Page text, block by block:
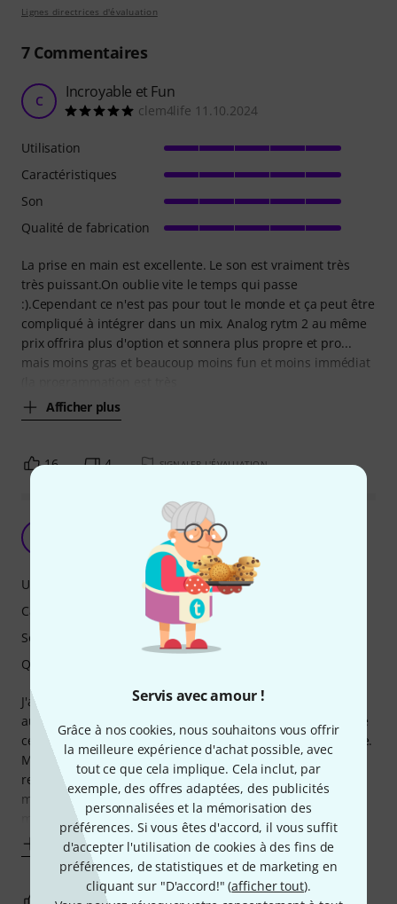
Servis avec amour !
Grâce à nos cookies, nous souhaitons vous offrir
la meilleure expérience d'achat possible, avec
tout ce que cela implique. Cela inclut, par
exemple, des offres adaptées, des publicités
personnalisées et la mémorisation des
préférences. Si vous êtes d'accord, il vous suffit
d'accepter l'utilisation de cookies à des fins de
préférences, de statistiques et de marketing en
cliquant sur "D'accord!" (afficher tout).
Lignes directrices d'évaluation
7Commentaires
C Incroyable et Fun
clem4life 11.10.2024
La prise en main est excellente. Le son est vraiment très
très puissant.On oublie vite le temps qui passe
:).Cependant ce n'est pas pour tout le monde et ça peut être
compliqué à intégrer dans un mix. Analog rytm 2 au même
prix offrira plus d'option et sonnera plus propre et pro...
mais moins gras et beaucoup moins fun et moins immédiat
Afficher plus
Utilisation
Caractéristiques
Son
Qualité de fabrication
16 4 SIGNALER L'ÉVALUATION
Ddelrieu 18.06.2025
J'ai possédé plusieurs boites à rythmes dans ma vie mais
aucune ne m'a semblé aussi pratique, efficace et riche que
celle-ci. La partie séquenceur et modulations est excellente.
Mon seul reproche concerne le gain le chaque voie. Sans
recours au drive et à la compression, le son est très faible
même avec les gains poussés sur la tranche de la table de
mixage dans
Afficher plus
Utilisation
Caractéristiques
Son
Qualité de fabrication
0 SIGNALER L'ÉVALUATION